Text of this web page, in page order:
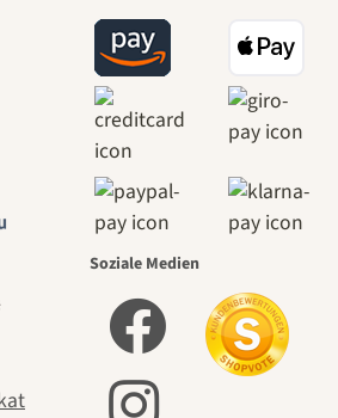
Soziale Medien